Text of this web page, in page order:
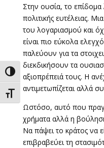
Εναλλαγή Υψηλής
Εναλλαγή Μεγέθους
Στην ουσία, το επίδομα
πολιτικής ευτέλειας.
του λογαριασμού και
είναι πιο εύκολα
παλεύουν για τα
διεκδικήσουν τα
αξιοπρέπειά τους. Η
αντιμετωπίζεται αλλά
Ωστόσο, αυτό που
χρήματα αλλά η
Να πάψει το κράτος να
επιβραβεύει τη